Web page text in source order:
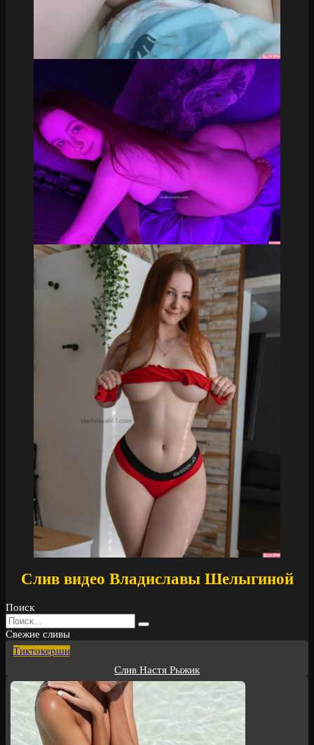
Слив видео Владиславы Шелыгиной
Поиск
Search
for:
Свежие сливы
Тиктокерши
Слив Настя Рыжик